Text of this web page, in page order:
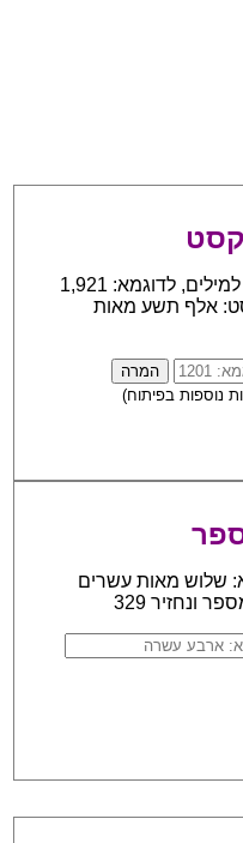
כתבו את המספר אותו יש להפוך למילים, לדוגמא: 1,921
אלף תשע מאות
נוספות בפיתוח)
שלוש מאות עשרים
ונחזיר 329